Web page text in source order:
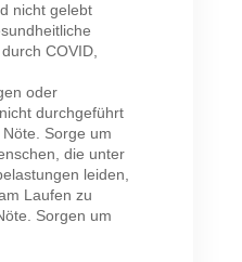
nicht gelebt
COVID,
oder
durchgeführt
Sorge um
die unter
leiden,
Laufen zu
Sorgen um